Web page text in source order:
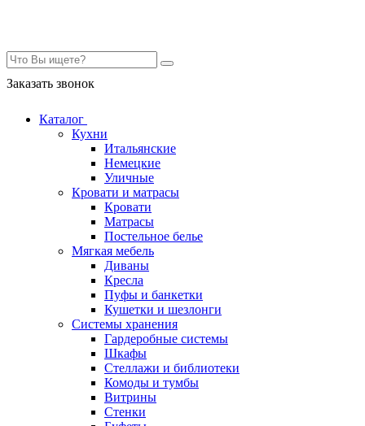
Заказать звонок
Каталог
Кухни
Итальянские
Немецкие
Уличные
Кровати и матрасы
Кровати
Матрасы
Постельное белье
Мягкая мебель
Диваны
Кресла
Пуфы и банкетки
Кушетки и шезлонги
Системы хранения
Гардеробные системы
Шкафы
Стеллажи и библиотеки
Комоды и тумбы
Витрины
Стенки